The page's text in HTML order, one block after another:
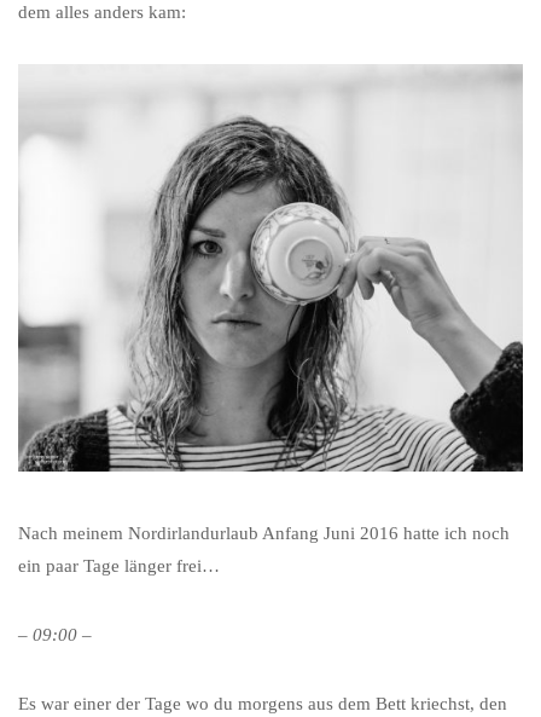
dem alles anders kam:
Nach meinem Nordirlandurlaub Anfang Juni 2016 hatte ich noch
ein paar Tage länger frei…
– 09:00 –
Es war einer der Tage wo du morgens aus dem Bett kriechst, den